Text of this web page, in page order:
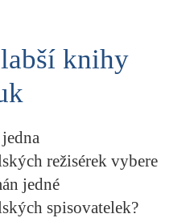
PŘEHLED
KRITIKA PŘEKLADU
UKÁZKA
knihy
režisérek vybere
jedné
spisovatelek?